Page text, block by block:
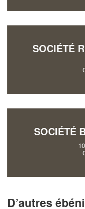
SOCIÉTÉ
SOCIÉTÉ
D’autres